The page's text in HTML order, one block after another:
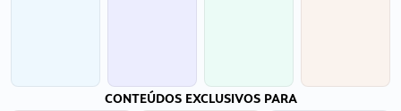
CONTEÚDOS EXCLUSIVOS PARA